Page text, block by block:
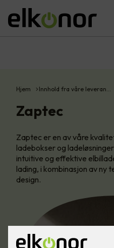
Hjem Innhold fra våre leveran…
Zaptec
Zaptec er en av våre
ladebokser og
intuitive og effektive
lading, i kombinasjon av ny
design.